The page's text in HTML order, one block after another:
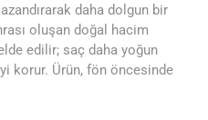
daha dolgun bir
oluşan doğal hacim
edilir; saç daha yoğun
korur. Ürün, fön öncesinde